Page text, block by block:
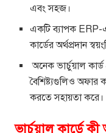
এবং সহজ।
একটি ব্যাপক ERP-
কার্ডের অর্থপ্রদান
অনেক ভার্চুয়াল কার্ড
বৈশিষ্ট্যগুলিও অফার
করতে সহায়তা করে।
ভার্চুয়াল কার্ডে